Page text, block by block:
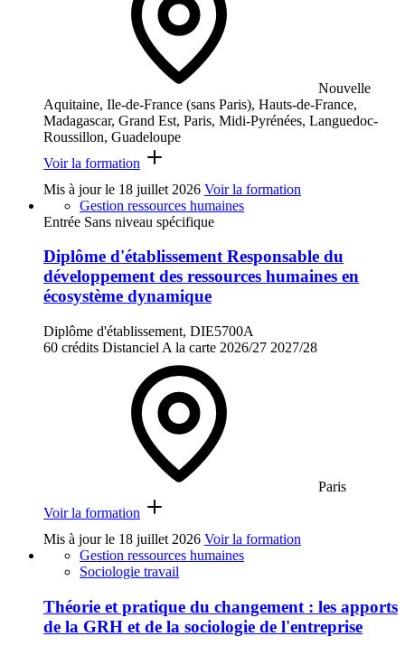
Nouvelle
Aquitaine, Ile-de-France (sans Paris), Hauts-de-France,
Madagascar, Grand Est, Paris, Midi-Pyrénées, Languedoc-
Roussillon, Guadeloupe
Voir la formation
Mis à jour le 18 juillet 2026 Voir la formation
Gestion ressources humaines
Entrée Sans niveau spécifique
Diplôme d'établissement Responsable du
développement des ressources humaines en
écosystème dynamique
Diplôme d'établissement, DIE5700A
60 crédits Distanciel A la carte 2026/27 2027/28
Paris
Voir la formation
Mis à jour le 18 juillet 2026 Voir la formation
Gestion ressources humaines
Sociologie travail
Théorie et pratique du changement : les apports
de la GRH et de la sociologie de l'entreprise